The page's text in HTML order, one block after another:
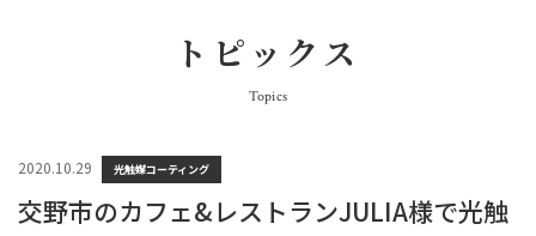
トピックス
Topics
2020.10.29 光触媒コーティング
交野市のカフェ&レストランJULIA様で光触